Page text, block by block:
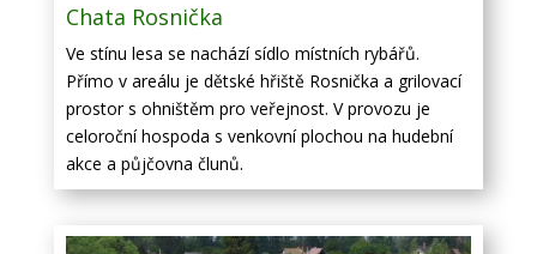
Chata Rosnička
Ve stínu lesa se nachází sídlo místních rybářů.
Přímo v areálu je dětské hřiště Rosnička a grilovací
prostor s ohništěm pro veřejnost. V provozu je
celoroční hospoda s venkovní plochou na hudební
akce a půjčovna člunů.